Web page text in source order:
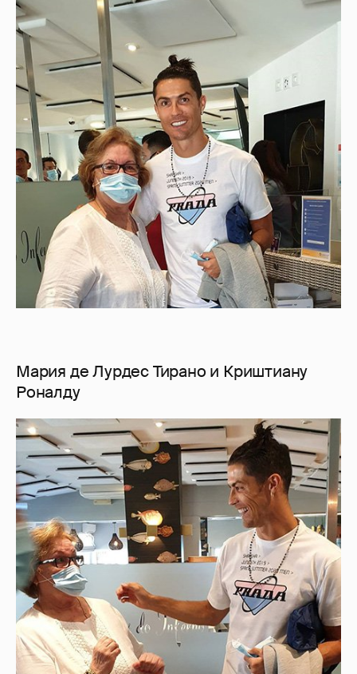
Мария де Лурдес Тирано и Криштиану
Роналду